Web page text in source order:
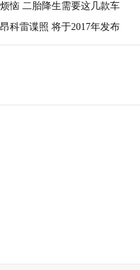
恼 二胎降生需要这几款车
科雷谍照 将于2017年发布